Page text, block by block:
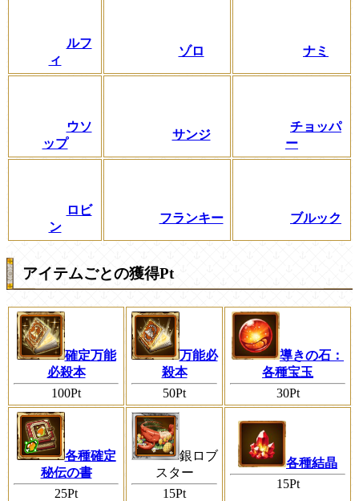
ルフ
ィ
ゾロ ナミ
ウソ
ップ
サンジ
チョッパ
ー
ロビ
ン
フランキー ブルック
アイテムごとの獲得Pt
確定万能
必殺本
100Pt
万能必
殺本
50Pt
導きの石：
各種宝玉
30Pt
各種確定
秘伝の書
25Pt
銀ロブ
スター
15Pt
各種結晶
15Pt